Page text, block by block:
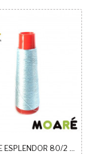
Seda LACE ESPLENDOR 80/2 AZUL CIELO